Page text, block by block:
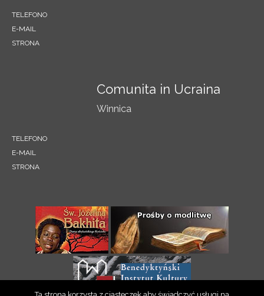
TELEFONO
E-MAIL
STRONA
Comunita in Ucraina
Winnica
TELEFONO
E-MAIL
STRONA